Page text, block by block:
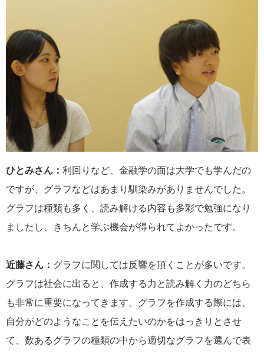
ひとみさん： 利回りなど、金融学の面は大学でも学んだの
ですが、グラフなどはあまり馴染みがありませんでした。
グラフは種類も多く、読み解ける内容も多彩で勉強になり
ましたし、きちんと学ぶ機会が得られてよかったです。
近藤さん： グラフに関しては反響を頂くことが多いです。
グラフは社会に出ると、作成する力と読み解く力のどちら
も非常に重要になってきます。グラフを作成する際には、
自分がどのようなことを伝えたいのかをはっきりとさせ
て、数あるグラフの種類の中から適切なグラフを選んで表